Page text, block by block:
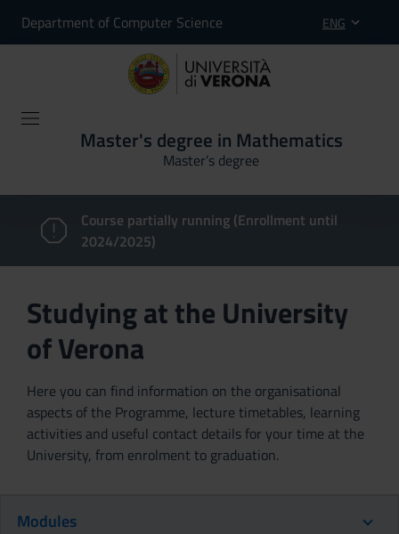
Department of Computer Science ENG
Master's degree in Mathematics
Master’s degree
Course partially running (Enrollment until
2024/2025)
Studying at the University
of Verona
Here you can find information on the organisational
aspects of the Programme, lecture timetables, learning
activities and useful contact details for your time at the
University, from enrolment to graduation.
Modules